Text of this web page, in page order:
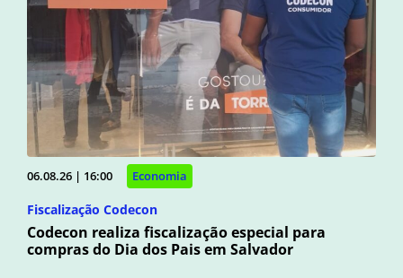
06.08.26 | 16:00 Economia
Fiscalização Codecon
Codecon realiza fiscalização especial para
compras do Dia dos Pais em Salvador